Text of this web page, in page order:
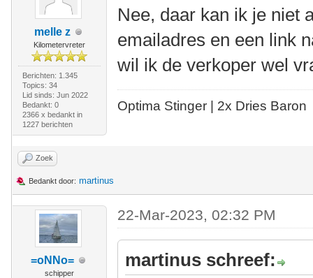
melle z
Kilometervreter
Berichten: 1.345
Topics: 34
Lid sinds: Jun 2022
Bedankt: 0
2366 x bedankt in
1227 berichten
Nee, daar kan ik je niet
emailadres en een link
wil ik de verkoper wel
Optima Stinger | 2x Dries Baron
Zoek
Bedankt door: martinus
=oNNo=
schipper
22-Mar-2023, 02:32 PM
martinus schreef: